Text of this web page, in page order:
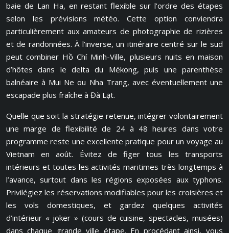
baie de Lan Ha, en restant flexible sur l’ordre des étapes
selon les prévisions météo. Cette option conviendra
particulièrement aux amateurs de photographie de rizières
et de randonnées. À l’inverse, un itinéraire centré sur le sud
peut combiner Hồ Chí Minh-Ville, plusieurs nuits en maison
d’hôtes dans le delta du Mékong, puis une parenthèse
balnéaire à Mui Ne ou Nha Trang, avec éventuellement une
escapade plus fraîche à Đà Lạt.
Quelle que soit la stratégie retenue, intégrer volontairement
une marge de flexibilité de 24 à 48 heures dans votre
programme reste une excellente pratique pour un voyage au
Vietnam en août. Évitez de figer tous les transports
intérieurs et toutes les activités maritimes très longtemps à
l’avance, surtout dans les régions exposées aux typhons.
Privilégiez les réservations modifiables pour les croisières et
les vols domestiques, et gardez quelques activités
d’intérieur « joker » (cours de cuisine, spectacles, musées)
dans chaque grande ville étape. En procédant ainsi, vous